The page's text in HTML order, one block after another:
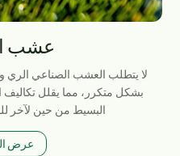
عشب
لا يتطلب العشب الصناعي الري
بشكل متكرر، مما يقلل تكاليف
البسيط من حين لآخر
عرض